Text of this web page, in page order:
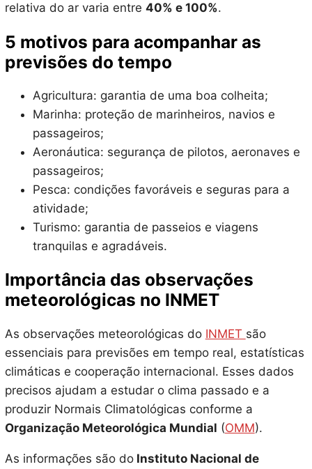
relativa do ar varia entre 40% e 100%.
5 motivos para acompanhar as
previsões do tempo
Agricultura: garantia de uma boa colheita;
Marinha: proteção de marinheiros, navios e
passageiros;
Aeronáutica: segurança de pilotos, aeronaves e
passageiros;
Pesca: condições favoráveis e seguras para a
atividade;
Turismo: garantia de passeios e viagens
tranquilas e agradáveis.
Importância das observações
meteorológicas no INMET
As observações meteorológicas do INMET são
essenciais para previsões em tempo real, estatísticas
climáticas e cooperação internacional. Esses dados
precisos ajudam a estudar o clima passado e a
produzir Normais Climatológicas conforme a
Organização Meteorológica Mundial (OMM).
As informações são doInstituto Nacional de